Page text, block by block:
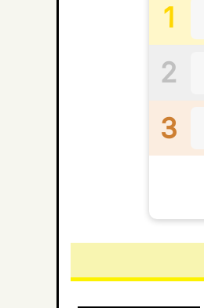
1
2
3